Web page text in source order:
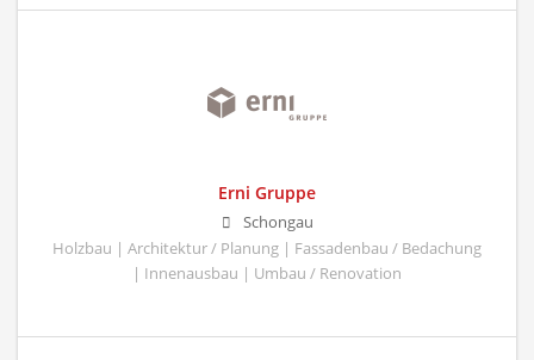
Erni Gruppe
Schongau
Holzbau | Architektur / Planung | Fassadenbau / Bedachung
| Innenausbau | Umbau / Renovation